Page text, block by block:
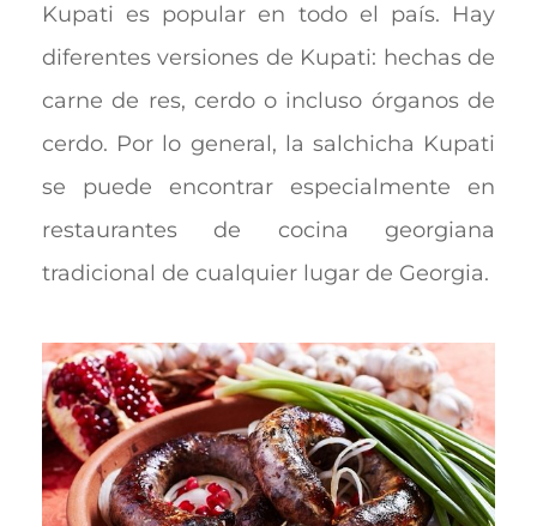
Kupati es popular en todo el país. Hay
diferentes versiones de Kupati: hechas de
carne de res, cerdo o incluso órganos de
cerdo. Por lo general, la salchicha Kupati
se puede encontrar especialmente en
restaurantes de cocina georgiana
tradicional de cualquier lugar de Georgia.